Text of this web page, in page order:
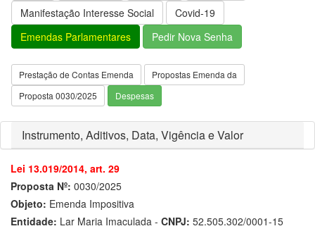
Manifestação Interesse Social
Covid-19
Emendas Parlamentares
Pedir Nova Senha
Prestação de Contas Emenda
Propostas Emenda da
Proposta 0030/2025
Despesas
Instrumento, Aditivos, Data, Vigência e Valor
Lei 13.019/2014, art. 29
Proposta Nº: 0030/2025
Objeto: Emenda Impositiva
Entidade: Lar Maria Imaculada - CNPJ: 52.505.302/0001-15